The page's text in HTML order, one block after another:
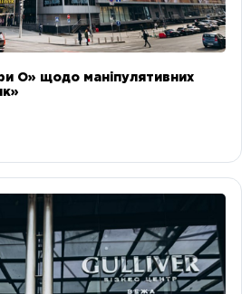
О» щодо маніпулятивних